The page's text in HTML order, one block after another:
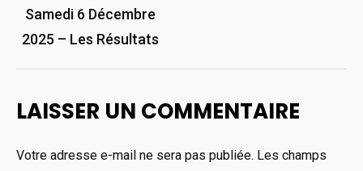
Samedi 6 Décembre
2025 – Les Résultats
LAISSER UN COMMENTAIRE
Votre adresse e-mail ne sera pas publiée. Les champs